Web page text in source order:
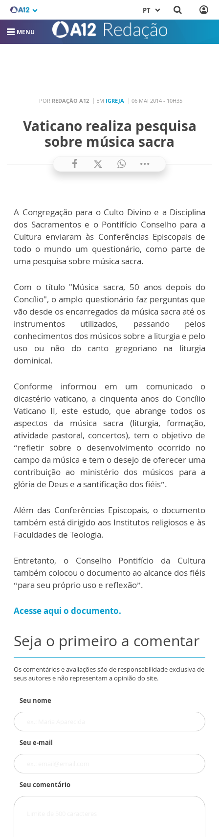
PT
MENU
POR REDAÇÃO A12 EM IGREJA 06 MAI 2014 - 10H35
Vaticano realiza pesquisa
sobre música sacra
A Congregação para o Culto Divino e a Disciplina
dos Sacramentos e o Pontifício Conselho para a
Cultura enviaram às Conferências Episcopais de
todo o mundo um questionário, como parte de
uma pesquisa sobre música sacra.
Com o título "Música sacra, 50 anos depois do
Concílio", o amplo questionário faz perguntas que
vão desde os encarregados da música sacra até os
instrumentos utilizados, passando pelos
conhecimentos dos músicos sobre a liturgia e pelo
uso ou não do canto gregoriano na liturgia
dominical.
Conforme informou em um comunicado o
dicastério vaticano, a cinquenta anos do Concílio
Vaticano II, este estudo, que abrange todos os
aspectos da música sacra (liturgia, formação,
atividade pastoral, concertos), tem o objetivo de
“refletir sobre o desenvolvimento ocorrido no
campo da música e tem o desejo de oferecer uma
contribuição ao ministério dos músicos para a
glória de Deus e a santificação dos fiéis”.
Além das Conferências Episcopais, o documento
também está dirigido aos Institutos religiosos e às
Faculdades de Teologia.
Entretanto, o Conselho Pontifício da Cultura
também colocou o documento ao alcance dos fiéis
“para seu próprio uso e reflexão”.
Acesse aqui o documento.
Seja o primeiro a comentar
Os comentários e avaliações são de responsabilidade exclusiva de
seus autores e não representam a opinião do site.
Seu nome
Seu e-mail
Seu comentário